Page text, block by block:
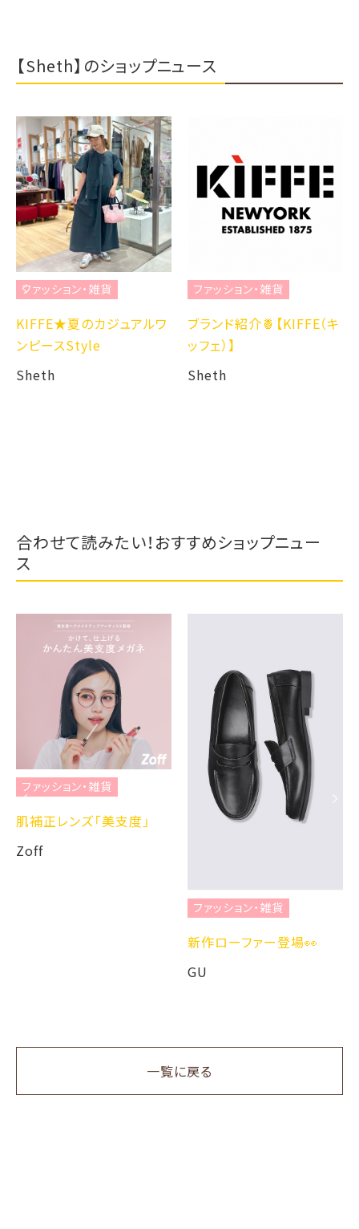
【Sheth】のショップニュース
ファッション・雑貨
KIFFE★夏のカジュアルワ
ンピースStyle
Sheth
ファッション・雑貨
ブランド紹介🍍【KIFFE（キ
ッフェ）】
Sheth
合わせて読みたい！おすすめショップニュー
ス
ファッション・雑貨
肌補正レンズ「美支度」
Zoff
ファッション・雑貨
新作ローファー登場👀
GU
一覧に戻る